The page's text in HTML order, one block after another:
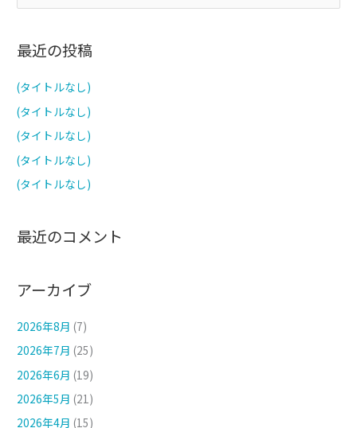
索
象
最近の投稿
(タイトルなし)
(タイトルなし)
(タイトルなし)
(タイトルなし)
(タイトルなし)
最近のコメント
アーカイブ
2026年8月 (7)
2026年7月 (25)
2026年6月 (19)
2026年5月 (21)
2026年4月 (15)